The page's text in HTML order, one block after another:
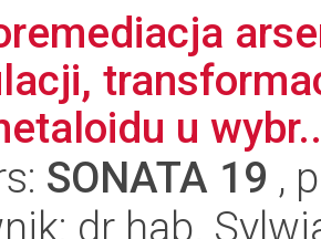
u
SONATA 19 ,
dr hab.